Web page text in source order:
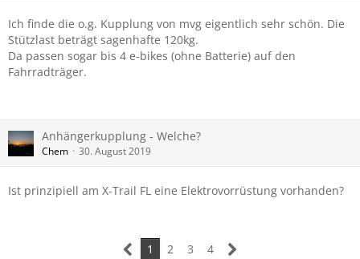
Ich finde die o.g. Kupplung von mvg eigentlich sehr schön. Die
Stützlast beträgt sagenhafte 120kg.
Da passen sogar bis 4 e-bikes (ohne Batterie) auf den
Fahrradträger.
Anhängerkupplung - Welche?
Chem 30. August 2019
Ist prinzipiell am X-Trail FL eine Elektrovorrüstung vorhanden?
1 2 3 4